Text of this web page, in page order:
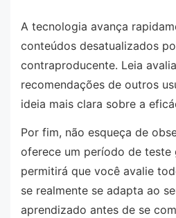
A tecnologia avança
conteúdos desatualizados
contraproducente. Leia
recomendações de outros
ideia mais clara sobre a
Por fim, não esqueça de
oferece um período de teste
permitirá que você avalie
se realmente se adapta ao
aprendizado antes de se